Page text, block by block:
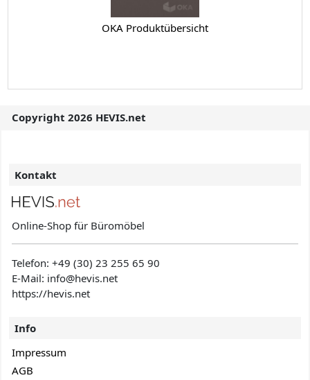
OKA Produktübersicht
Copyright 2026 HEVIS.net
Kontakt
Online-Shop für Büromöbel
Telefon:+49 (30) 23 255 65 90
E-Mail: info@hevis.net
https://hevis.net
Info
Impressum
AGB